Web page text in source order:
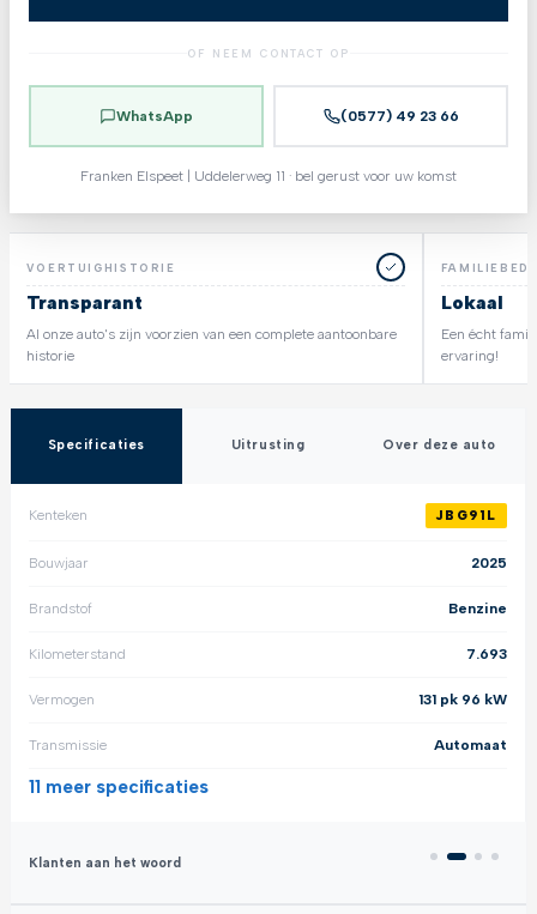
OF NEEM CONTACT OP
WhatsApp (0577) 49 23 66
Franken Elspeet | Uddelerweg 11 · bel gerust voor uw komst
VOERTUIGHISTORIE
Transparant
Al onze auto's zijn voorzien van een complete aantoonbare
historie
Lokaal
Een écht
ervaring!
Specificaties Uitrusting Over deze auto
Kenteken JBG91L
Bouwjaar 2025
Brandstof Benzine
Kilometerstand 7.693
Vermogen 131 pk 96 kW
Transmissie Automaat
11 meer specificaties
Klanten aan het woord